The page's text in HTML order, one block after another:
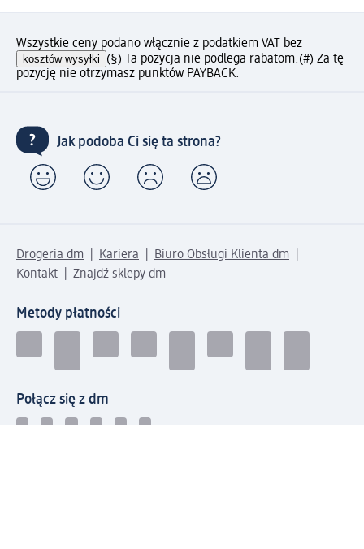
Wszystkie ceny podano włącznie z podatkiem VAT bez
kosztów wysyłki (§) Ta pozycja nie podlega rabatom.(#) Za tę
pozycję nie otrzymasz punktów PAYBACK.
Jak podoba Ci się ta strona?
Drogeria dm Kariera
Biuro Obsługi Klienta dm
Kontakt
Znajdź sklepy dm
Metody płatności
Połącz się z dm